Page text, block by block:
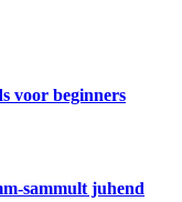
voor beginners
sammult juhend